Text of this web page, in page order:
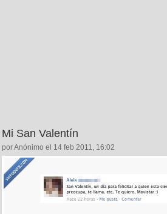
Mi San Valentín
por Anónimo el 14 feb 2011, 16:02